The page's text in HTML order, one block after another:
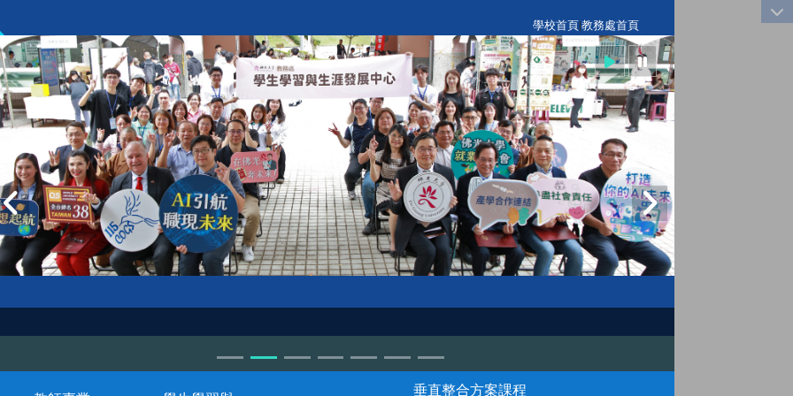
學校首頁|教務處首頁
VIP workshop
垂直整合方案課程